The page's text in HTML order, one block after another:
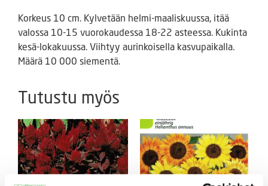
Korkeus 10 cm. Kylvetään helmi-maaliskuussa, itää
valossa 10-15 vuorokaudessa 18-22 asteessa. Kukinta
kesä-lokakuussa. Viihtyy aurinkoisella kasvupaikalla.
Määrä 10 000 siementä.
Tutustu myös